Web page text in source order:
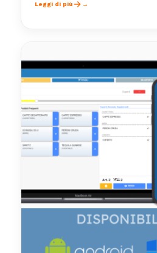
come Imperium-App può essere utilizzato
Leggi di più